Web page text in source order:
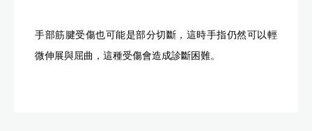
手部筋腱受傷也可能是部分切斷，這時手指仍然可以輕
微伸展與屈曲，這種受傷會造成診斷困難。